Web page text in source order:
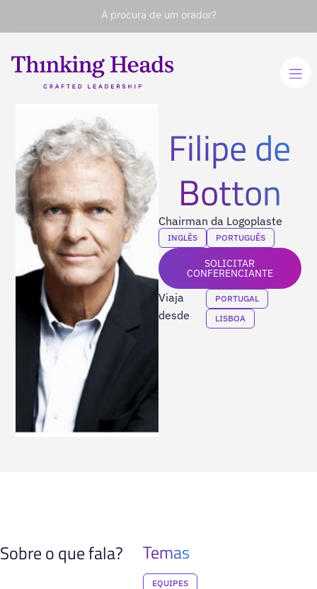
À procura de um orador?
Filipe de
Botton
Chairman da Logoplaste
INGLÊS PORTUGUÊS
SOLICITAR
CONFERENCIANTE
Viaja
desde
PORTUGAL
LISBOA
Sobre o que fala? Temas
EQUIPES